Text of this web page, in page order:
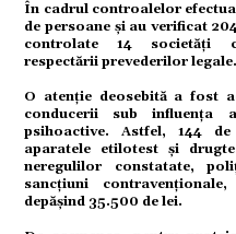
În cadrul controalelor
de persoane și au verificat
controlate 14 societăți
respectării prevederilor legale.
O atenție deosebită a fost
conducerii sub influența
psihoactive. Astfel, 144
aparatele etilotest și
neregulilor constatate,
sancțiuni
depășind 35.500 de lei.